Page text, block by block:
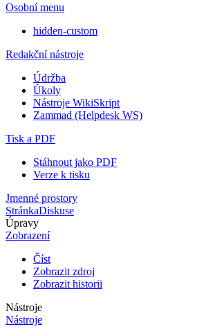
Osobní menu
hidden-custom
Redakční nástroje
Údržba
Úkoly
Nástroje WikiSkript
Zammad (Helpdesk WS)
Tisk a PDF
Stáhnout jako PDF
Verze k tisku
Jmenné prostory
StránkaDiskuse
Úpravy
Zobrazení
Číst
Zobrazit zdroj
Zobrazit historii
Nástroje
Nástroje